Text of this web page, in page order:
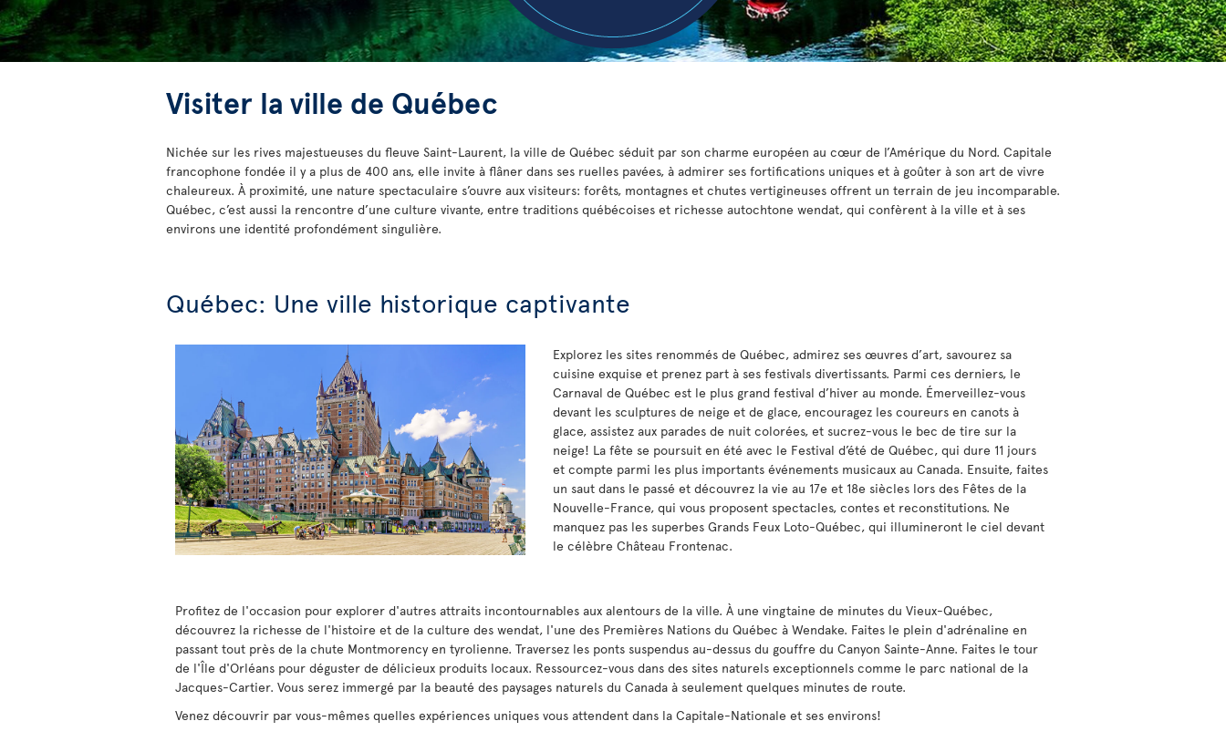
Visiter la ville de Québec
Nichée sur les rives majestueuses du fleuve Saint-Laurent, la ville de Québec séduit par son charme européen au cœur de l’Amérique du Nord. Capitale
francophone fondée il y a plus de 400 ans, elle invite à flâner dans ses ruelles pavées, à admirer ses fortifications uniques et à goûter à son art de vivre
chaleureux. À proximité, une nature spectaculaire s’ouvre aux visiteurs: forêts, montagnes et chutes vertigineuses offrent un terrain de jeu incomparable.
Québec, c’est aussi la rencontre d’une culture vivante, entre traditions québécoises et richesse autochtone wendat, qui confèrent à la ville et à ses
environs une identité profondément singulière.
Québec: Une ville historique captivante
Explorez les sites renommés de Québec, admirez ses œuvres d’art, savourez sa
cuisine exquise et prenez part à ses festivals divertissants. Parmi ces derniers, le
Carnaval de Québec est le plus grand festival d’hiver au monde. Émerveillez-vous
devant les sculptures de neige et de glace, encouragez les coureurs en canots à
glace, assistez aux parades de nuit colorées, et sucrez-vous le bec de tire sur la
neige! La fête se poursuit en été avec le Festival d’été de Québec, qui dure 11 jours
et compte parmi les plus importants événements musicaux au Canada. Ensuite, faites
un saut dans le passé et découvrez la vie au 17e et 18e siècles lors des Fêtes de la
Nouvelle-France, qui vous proposent spectacles, contes et reconstitutions. Ne
manquez pas les superbes Grands Feux Loto-Québec, qui illumineront le ciel devant
le célèbre Château Frontenac.
Profitez de l'occasion pour explorer d'autres attraits incontournables aux alentours de la ville. À une vingtaine de minutes du Vieux-Québec,
découvrez la richesse de l'histoire et de la culture des wendat, l'une des Premières Nations du Québec à Wendake. Faites le plein d'adrénaline en
passant tout près de la chute Montmorency en tyrolienne. Traversez les ponts suspendus au-dessus du gouffre du Canyon Sainte-Anne. Faites le tour
de l'Île d'Orléans pour déguster de délicieux produits locaux. Ressourcez-vous dans des sites naturels exceptionnels comme le parc national de la
Jacques-Cartier. Vous serez immergé par la beauté des paysages naturels du Canada à seulement quelques minutes de route.
Venez découvrir par vous-mêmes quelles expériences uniques vous attendent dans la Capitale-Nationale et ses environs!